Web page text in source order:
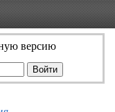
версию